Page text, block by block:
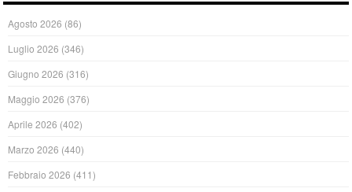
Agosto 2026 (86)
Luglio 2026 (346)
Giugno 2026 (316)
Maggio 2026 (376)
Aprile 2026 (402)
Marzo 2026 (440)
Febbraio 2026 (411)